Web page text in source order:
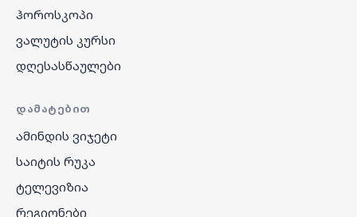
ჰოროსკოპი
ვალუტის კურსი
დღესასწაულები
ᲓᲐᲛᲐᲢᲔᲑᲘᲗ
ამინდის ვიჯეტი
საიტის რუკა
ტელევიზია
რეგიონები